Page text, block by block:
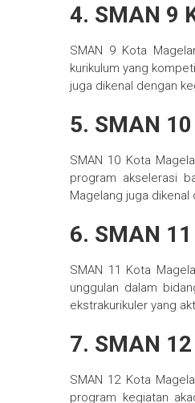
4. SMAN 9
SMAN 9 Kota
kurikulum yang
juga dikenal dengan
5. SMAN
SMAN 10 Kota
program akselerasi
Magelang juga
6. SMAN
SMAN 11 Kota
unggulan dalam
ekstrakurikuler yang
7. SMAN
SMAN 12 Kota
program kegiatan